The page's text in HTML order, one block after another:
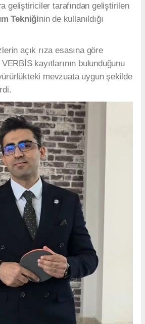
geliştiriciler tarafından geliştirilen
Tekniğinin de kullanıldığı
açık rıza esasına göre
kayıtlarının bulunduğunu
mevzuata uygun şekilde